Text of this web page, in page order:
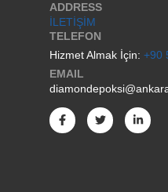
ADDRESS
İLETİŞİM
TELEFON
Hizmet Almak İçin:+90
EMAIL